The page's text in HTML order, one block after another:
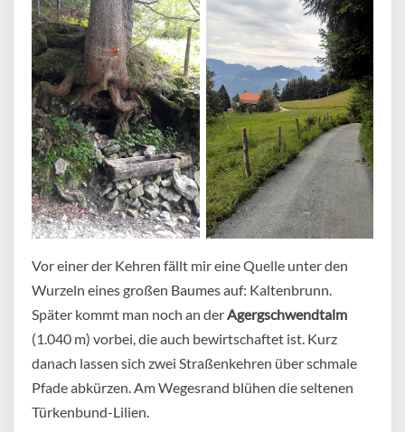
Vor einer der Kehren fällt mir eine Quelle unter den
Wurzeln eines großen Baumes auf: Kaltenbrunn.
Später kommt man noch an der Agergschwendtalm
(1.040 m) vorbei, die auch bewirtschaftet ist. Kurz
danach lassen sich zwei Straßenkehren über schmale
Pfade abkürzen. Am Wegesrand blühen die seltenen
Türkenbund-Lilien.